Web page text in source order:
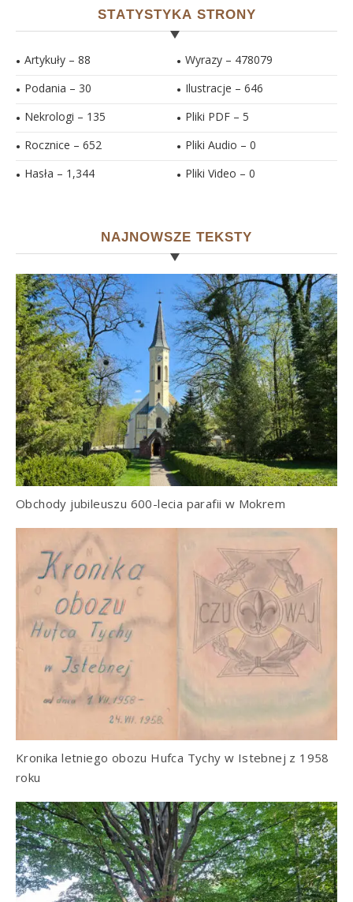
STATYSTYKA STRONY
Artykuły – 88
Podania – 30
Nekrologi – 135
Rocznice – 652
Hasła – 1,344
Wyrazy – 478079
Ilustracje – 646
Pliki PDF – 5
Pliki Audio – 0
Pliki Video – 0
NAJNOWSZE TEKSTY
Obchody jubileuszu 600-lecia parafii w Mokrem
Kronika letniego obozu Hufca Tychy w Istebnej z 1958
roku